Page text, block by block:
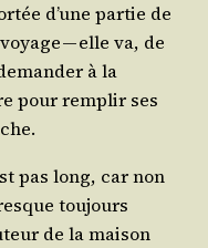
d’une par­tie de
— elle va, de
à la
pour rem­plir ses
pas long, car non
tou­jours
de la mai­son